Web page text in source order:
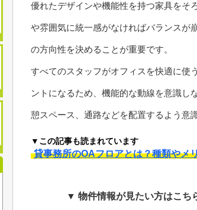
優れたデザインや機能性を持つ家具をそ
や雰囲気に統一感がなければバランスが
の方向性を決めることが重要です。
すべてのスタッフがオフィスを快適に使
ントになるため、機能的な動線を意識し
憩スペース、通路などを配置するよう意
▼この記事も読まれています
貸事務所のOAフロアとは？種類やメ
▼ 物件情報が見たい方はこち